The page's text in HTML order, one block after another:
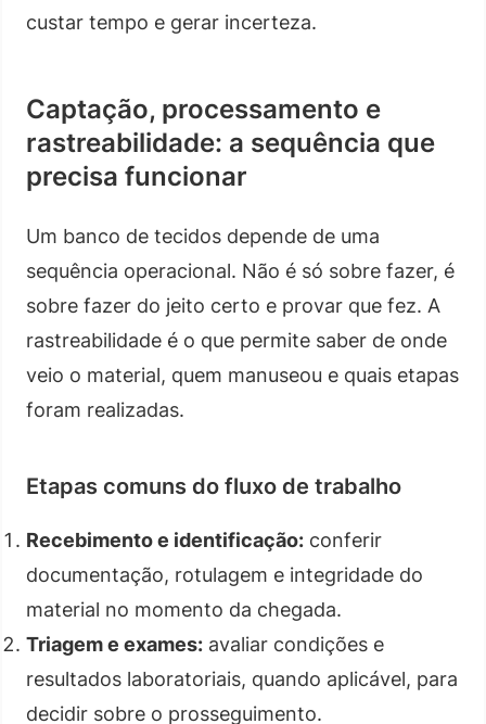
custar tempo e gerar incerteza.
Captação, processamento e
rastreabilidade: a sequência que
precisa funcionar
Um banco de tecidos depende de uma
sequência operacional. Não é só sobre fazer, é
sobre fazer do jeito certo e provar que fez. A
rastreabilidade é o que permite saber de onde
veio o material, quem manuseou e quais etapas
foram realizadas.
Etapas comuns do fluxo de trabalho
Recebimento e identificação: conferir
documentação, rotulagem e integridade do
material no momento da chegada.
Triagem e exames: avaliar condições e
resultados laboratoriais, quando aplicável, para
decidir sobre o prosseguimento.